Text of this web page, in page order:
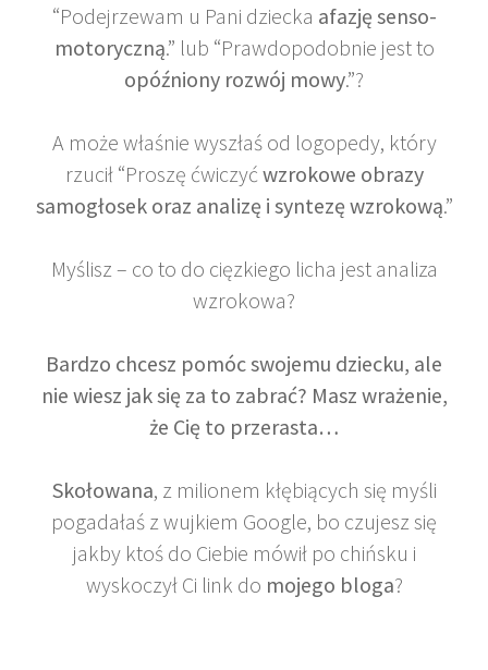
“Podejrzewam u Pani dziecka afazję senso-
motoryczną.” lub “Prawdopodobnie jest to
opóźniony rozwój mowy.”?
A może właśnie wyszłaś od logopedy, który
rzucił “Proszę ćwiczyć wzrokowe obrazy
samogłosek oraz analizę i syntezę wzrokową.”
Myślisz – co to do cięzkiego licha jest analiza
wzrokowa?
Bardzo chcesz pomóc swojemu dziecku, ale
nie wiesz jak się za to zabrać? Masz wrażenie,
że Cię to przerasta…
Skołowana, z milionem kłębiących się myśli
pogadałaś z wujkiem Google, bo czujesz się
jakby ktoś do Ciebie mówił po chińsku i
wyskoczył Ci link do mojego bloga?